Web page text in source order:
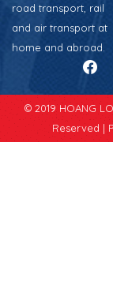
road transport, rail
and air transport at
home and abroad.
© 2019 HOANG
Reserved |